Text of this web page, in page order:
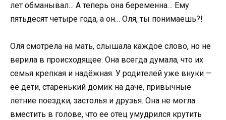
лет обманывал… А теперь она беременна… Ему
пятьдесят четыре года, а он… Оля, ты понимаешь?!
Оля смотрела на мать, слышала каждое слово, но не
верила в происходящее. Она всегда думала, что их
семья крепкая и надёжная. У родителей уже внуки —
её дети, старенький домик на даче, привычные
летние поездки, застолья и друзья. Она не могла
вместить в голове, что ее отец умудрился крутить